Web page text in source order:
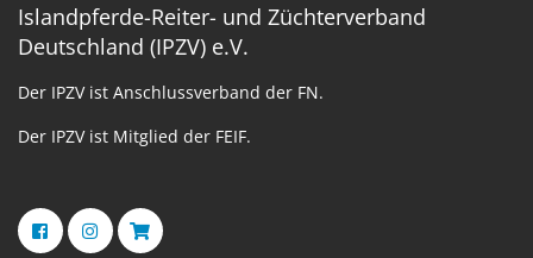
Islandpferde-Reiter- und Züchterverband
Deutschland (IPZV) e.V.
Der IPZV ist Anschlussverband der FN.
Der IPZV ist Mitglied der FEIF.